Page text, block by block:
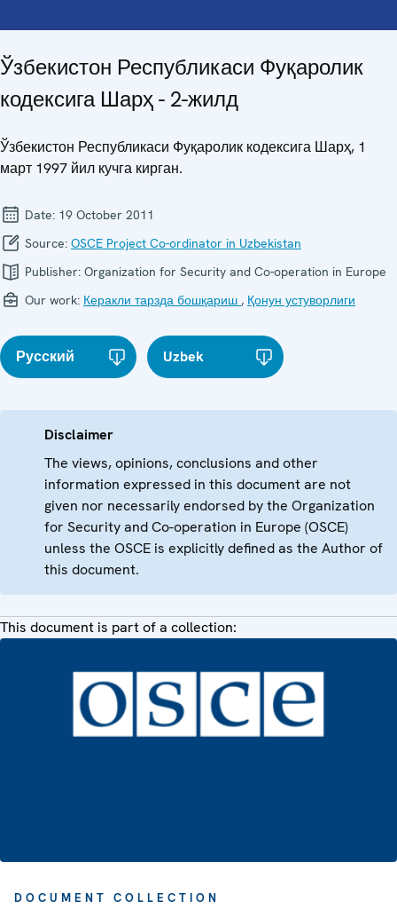
Ўзбекистон Республикаси Фуқаролик
кодексига Шарҳ - 2-жилд
Ўзбекистон Республикаси Фуқаролик кодексига Шарҳ, 1
март 1997 йил кучга кирган.
Date: 19 October 2011
Source: OSCE Project Co-ordinator in Uzbekistan
Publisher: Organization for Security and Co-operation in Europe
Our work: Керакли тарзда бошқариш , Қонун устуворлиги
Русский Uzbek
Disclaimer
The views, opinions, conclusions and other
information expressed in this document are not
given nor necessarily endorsed by the Organization
for Security and Co-operation in Europe (OSCE)
unless the OSCE is explicitly defined as the Author of
this document.
This document is part of a collection:
DOCUMENT COLLECTION